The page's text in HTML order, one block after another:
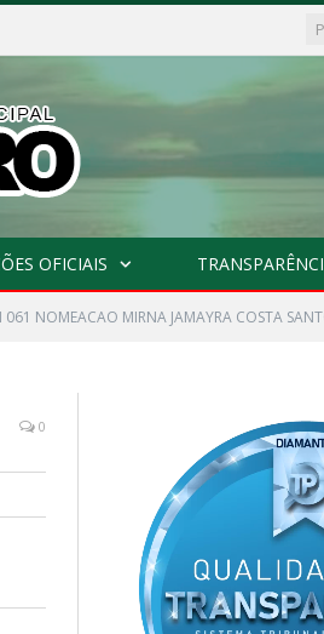
OFICIAIS
061 NOMEACAO MIRNA JAMAYRA COSTA
0